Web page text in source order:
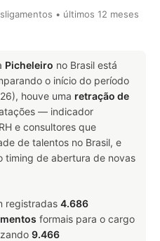
• últimos 12 meses
Picheleiro no Brasil está
o início do período
houve uma retração de
— indicador
e consultores que
de talentos no Brasil, e
timing de abertura de novas
registradas 4.686
formais para o cargo
9.466